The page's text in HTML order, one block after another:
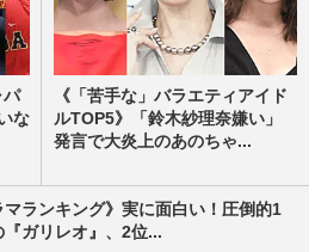
パ
な
《「苦手な」バラエティアイド
ルTOP5》「鈴木紗理奈嫌い」
発言で大炎上のあのちゃ...
マランキング》実に面白い！圧倒的1
ガリレオ』、2位...